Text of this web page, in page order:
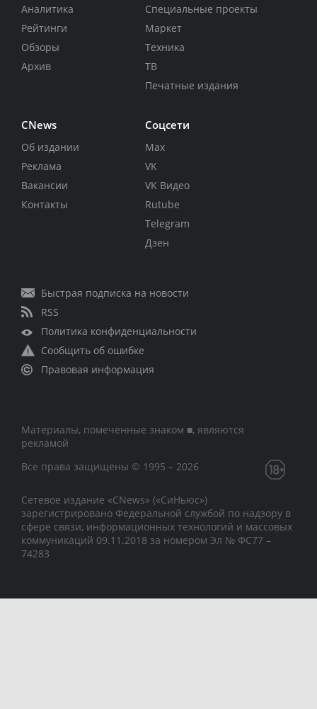
Аналитика
Рейтинги
Обзоры
Архив
Специальные проекты
Маркет
Техника
ТВ
Печатные издания
CNews
Об издании
Реклама
Вакансии
Контакты
Соцсети
Max
VK
VK Видео
Rutube
Telegram
Дзен
Быстрая подписка на новости
RSS
Политика конфиденциальности
Сообщить об ошибке
Правовая информация
Материалы, помеченные знаком ■, являются
рекламой
Все права защищены © 1995 – 2026
Сетевое издание «CNews» («СиНьюс»)
зарегистрировано Федеральной службой по надзору в
сфере связи, информационных технологий и массовых
коммуникаций 09.11.2018 за номером Эл № ФС77 –
74283